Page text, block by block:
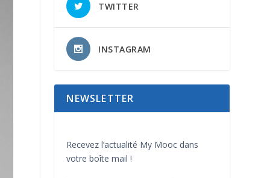
TWITTER
INSTAGRAM
NEWSLETTER
Recevez l’actualité My Mooc dans
votre boîte mail !